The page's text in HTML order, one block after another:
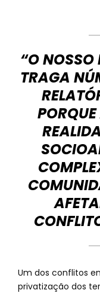
“O NOSSO
TRAGA
Um dos conflitos
privatização dos